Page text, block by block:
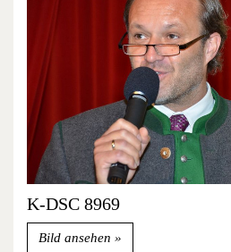
K-DSC 8969
Bild ansehen